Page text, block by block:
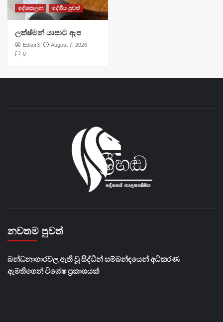
දේශපාලන දේශීය පුවත්
ලක්ෂ්මන් යාපාට ඇප
Editor3
August 7, 2026
0
නවතම පුවත්
බන්ධනාගාරවල ඇති වූ සිද්ධීන් සම්බන්ඳයෙන් අධිකරණ
ඇමතිගෙන් විශේෂ ප්‍රකාශයක්